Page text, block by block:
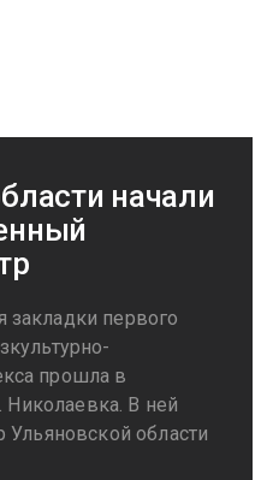
начали
закладки первого
прошла в
Николаевка. В ней
Ульяновской области